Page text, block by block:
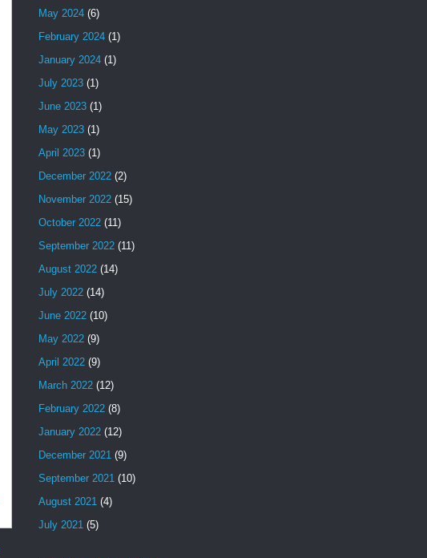
May 2024 (6)
February 2024 (1)
January 2024 (1)
July 2023 (1)
June 2023 (1)
May 2023 (1)
April 2023 (1)
December 2022 (2)
November 2022 (15)
October 2022 (11)
September 2022 (11)
August 2022 (14)
July 2022 (14)
June 2022 (10)
May 2022 (9)
April 2022 (9)
March 2022 (12)
February 2022 (8)
January 2022 (12)
December 2021 (9)
September 2021 (10)
August 2021 (4)
July 2021 (5)